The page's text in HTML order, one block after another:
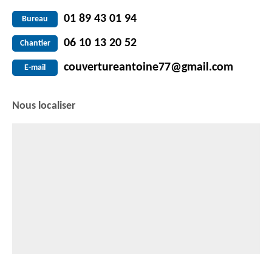
Bureau 01 89 43 01 94
Chantier 06 10 13 20 52
E-mail couvertureantoine77@gmail.com
Nous localiser